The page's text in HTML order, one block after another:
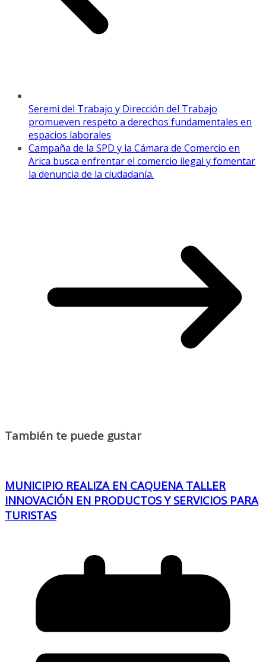
Seremi del Trabajo y Dirección del Trabajo
promueven respeto a derechos fundamentales en
espacios laborales
Campaña de la SPD y la Cámara de Comercio en
Arica busca enfrentar el comercio ilegal y fomentar
la denuncia de la ciudadanía.
También te puede gustar
MUNICIPIO REALIZA EN CAQUENA TALLER
INNOVACIÓN EN PRODUCTOS Y SERVICIOS PARA
TURISTAS